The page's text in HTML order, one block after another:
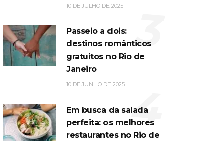
10 DE JULHO DE 2025
Passeio a dois:
destinos românticos
gratuitos no Rio de
Janeiro
10 DE JUNHO DE 2025
3
Em busca da salada
perfeita: os melhores
restaurantes no Rio de
4